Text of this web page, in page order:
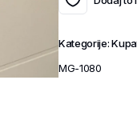
Kategorije:
MG-1080